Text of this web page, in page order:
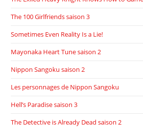
The 100 Girlfriends saison 3
Sometimes Even Reality Is a Lie!
Mayonaka Heart Tune saison 2
Nippon Sangoku saison 2
Les personnages de Nippon Sangoku
Hell’s Paradise saison 3
The Detective is Already Dead saison 2